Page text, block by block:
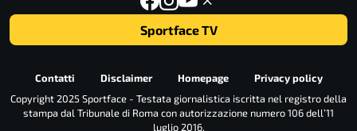
Sportface TV
Contatti Disclaimer Homepage
Privacy policy
Copyright 2025 Sportface - Testata giornalistica iscritta nel registro della
stampa dal Tribunale di Roma con autorizzazione numero 106 dell’11
luglio 2016.